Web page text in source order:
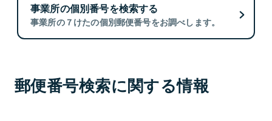
事業所の個別番号を検索する
事業所の７けたの個別郵便番号をお調べします。
郵便番号検索に関する情報